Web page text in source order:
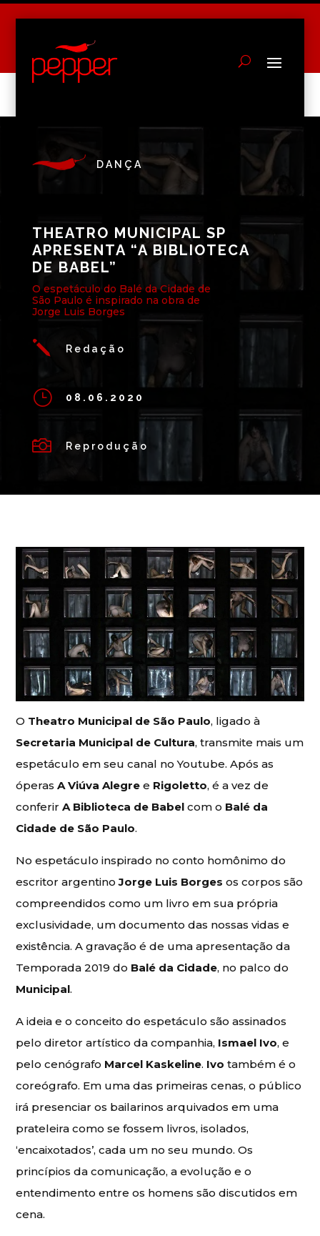
DANÇA
THEATRO MUNICIPAL SP
APRESENTA “A BIBLIOTECA
DE BABEL”
O espetáculo do Balé da Cidade de
São Paulo é inspirado na obra de
Jorge Luis Borges
j Redação
} 08.06.2020
 Reprodução
O Theatro Municipal de São Paulo, ligado à
Secretaria Municipal de Cultura, transmite mais um
espetáculo em seu canal no Youtube. Após as
óperasA Viúva Alegre e Rigoletto, é a vez de
conferirA Biblioteca de Babel com o Balé da
Cidade de São Paulo.
No espetáculo inspirado no conto homônimo do
escritor argentinoJorge Luis Borges os corpos são
compreendidos como um livro em sua própria
exclusividade, um documento das nossas vidas e
existência. A gravação é de uma apresentação da
Temporada 2019 do Balé da Cidade, no palco do
Municipal.
A ideia e o conceito do espetáculo são assinados
pelo diretor artístico da companhia, Ismael Ivo, e
pelo cenógrafo Marcel Kaskeline. Ivo também é o
coreógrafo. Em uma das primeiras cenas, o público
irá presenciar os bailarinos arquivados em uma
prateleira como se fossem livros, isolados,
‘encaixotados’, cada um no seu mundo. Os
princípios da comunicação, a evolução e o
entendimento entre os homens são discutidos em
cena.